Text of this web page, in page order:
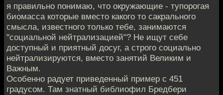
я правильно понимаю, что окружающие - тупорогая
биомасса которые вместо какого то сакрального
смысла, известного только тебе, занимаются
"социальной нейтрализацией"? Не ищут себе
доступный и приятный досуг, а строго социально
нейтрализируются, вместо занятий Великим и
Важным.
Особенно радует приведенный пример с 451
градусом. Там знатный библиофил Бредбери